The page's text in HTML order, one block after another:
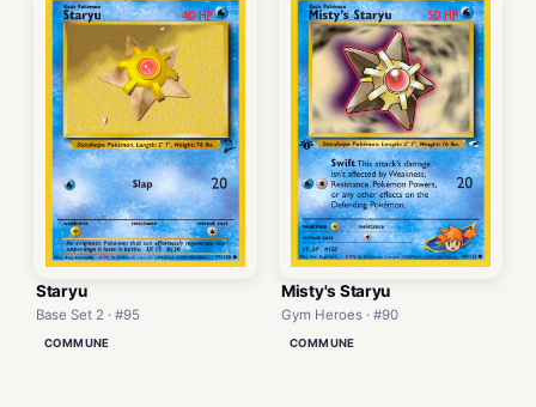
Staryu
Base Set 2 · #95
COMMUNE
Misty's Staryu
Gym Heroes · #90
COMMUNE